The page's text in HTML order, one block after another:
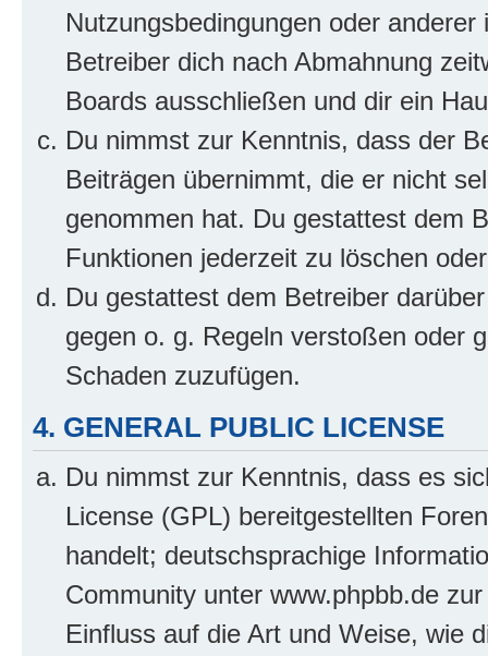
Nutzungsbedingungen oder
Betreiber dich nach Abmahnung
Boards ausschließen und dir ein
Du nimmst zur Kenntnis, dass der
Beiträgen übernimmt, die er nicht
genommen hat. Du gestattest dem
Funktionen jederzeit zu löschen
Du gestattest dem Betreiber
gegen o. g. Regeln verstoßen oder
Schaden zuzufügen.
4. GENERAL PUBLIC LICENSE
Du nimmst zur Kenntnis, dass es
License (GPL) bereitgestellten
handelt; deutschsprachige
Community unter www.phpbb.de
Einfluss auf die Art und Weise, wie